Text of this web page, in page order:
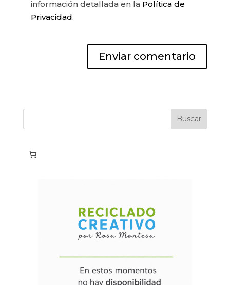
información detallada en la Política de
Privacidad.